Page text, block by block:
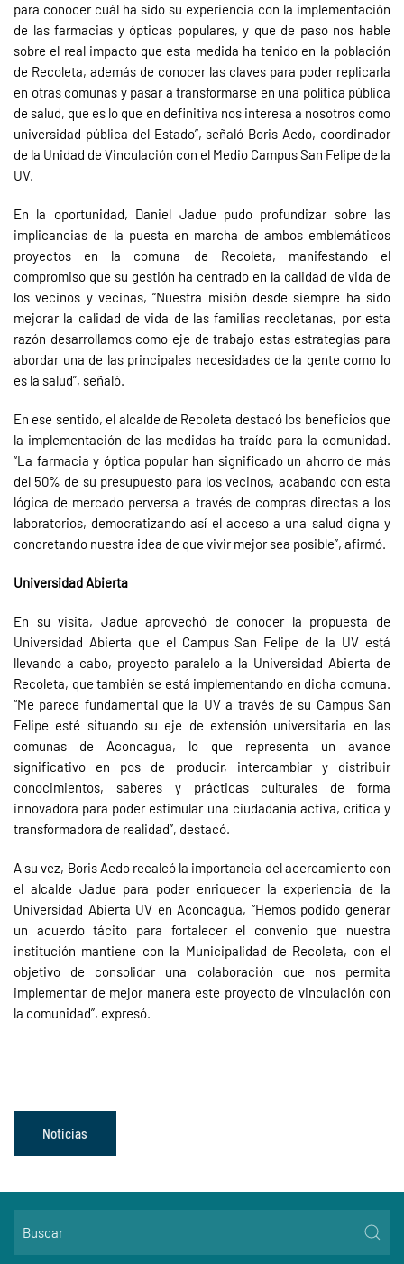
para conocer cuál ha sido su experiencia con la implementación
de las farmacias y ópticas populares, y que de paso nos hable
sobre el real impacto que esta medida ha tenido en la población
de Recoleta, además de conocer las claves para poder replicarla
en otras comunas y pasar a transformarse en una política pública
de salud, que es lo que en definitiva nos interesa a nosotros como
universidad pública del Estado”, señaló Boris Aedo, coordinador
de la Unidad de Vinculación con el Medio Campus San Felipe de la
UV.
En la oportunidad, Daniel Jadue pudo profundizar sobre las
implicancias de la puesta en marcha de ambos emblemáticos
proyectos en la comuna de Recoleta, manifestando el
compromiso que su gestión ha centrado en la calidad de vida de
los vecinos y vecinas, “Nuestra misión desde siempre ha sido
mejorar la calidad de vida de las familias recoletanas, por esta
razón desarrollamos como eje de trabajo estas estrategias para
abordar una de las principales necesidades de la gente como lo
es la salud”, señaló.
En ese sentido, el alcalde de Recoleta destacó los beneficios que
la implementación de las medidas ha traído para la comunidad.
“La farmacia y óptica popular han significado un ahorro de más
del 50% de su presupuesto para los vecinos, acabando con esta
lógica de mercado perversa a través de compras directas a los
laboratorios, democratizando así el acceso a una salud digna y
concretando nuestra idea de que vivir mejor sea posible”, afirmó.
Universidad Abierta
En su visita, Jadue aprovechó de conocer la propuesta de
Universidad Abierta que el Campus San Felipe de la UV está
llevando a cabo, proyecto paralelo a la Universidad Abierta de
Recoleta, que también se está implementando en dicha comuna.
“Me parece fundamental que la UV a través de su Campus San
Felipe esté situando su eje de extensión universitaria en las
comunas de Aconcagua, lo que representa un avance
significativo en pos de producir, intercambiar y distribuir
conocimientos, saberes y prácticas culturales de forma
innovadora para poder estimular una ciudadanía activa, crítica y
transformadora de realidad”, destacó.
A su vez, Boris Aedo recalcó la importancia del acercamiento con
el alcalde Jadue para poder enriquecer la experiencia de la
Universidad Abierta UV en Aconcagua, “Hemos podido generar
un acuerdo tácito para fortalecer el convenio que nuestra
institución mantiene con la Municipalidad de Recoleta, con el
objetivo de consolidar una colaboración que nos permita
implementar de mejor manera este proyecto de vinculación con
la comunidad”, expresó.
Noticias